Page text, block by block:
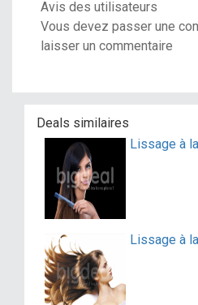
Avis des utilisateurs
Vous devez passer une
laisser un commentaire
Deals similaires
Lissage à
Lissage à